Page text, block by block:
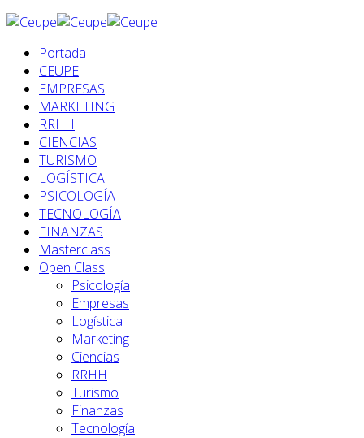
Portada
CEUPE
EMPRESAS
MARKETING
RRHH
CIENCIAS
TURISMO
LOGÍSTICA
PSICOLOGÍA
TECNOLOGÍA
FINANZAS
Masterclass
Open Class
Psicología
Empresas
Logística
Marketing
Ciencias
RRHH
Turismo
Finanzas
Tecnología